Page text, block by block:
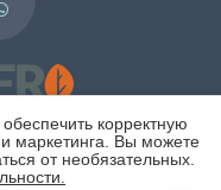
корректную
маркетинга. Вы можете
от необязательных.